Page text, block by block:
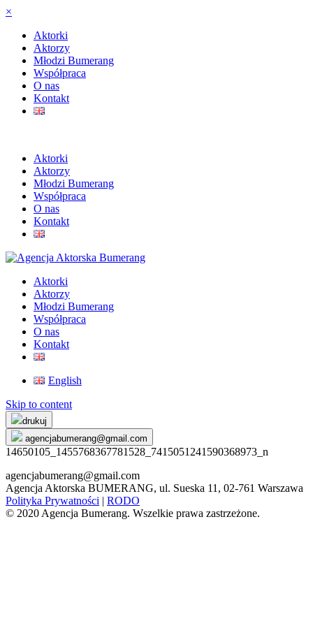
×
Aktorki
Aktorzy
Młodzi Bumerang
Współpraca
O nas
Kontakt
Aktorki
Aktorzy
Młodzi Bumerang
Współpraca
O nas
Kontakt
Aktorki
Aktorzy
Młodzi Bumerang
Współpraca
O nas
Kontakt
English
Skip to content
drukuj
agencjabumerang@gmail.com
14650105_1455768367781528_7415051241590368973_n
agencjabumerang@gmail.com
Agencja Aktorska BUMERANG, ul. Sueska 11, 02-761 Warszawa
Polityka Prywatności | RODO
© 2020 Agencja Bumerang. Wszelkie prawa zastrzeżone.